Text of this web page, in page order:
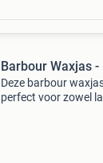
Barbour Waxjas
Deze barbour
perfect voor zowel